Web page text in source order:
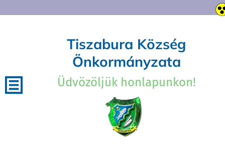
Tiszabura Község
Önkormányzata
Üdvözöljük honlapunkon!